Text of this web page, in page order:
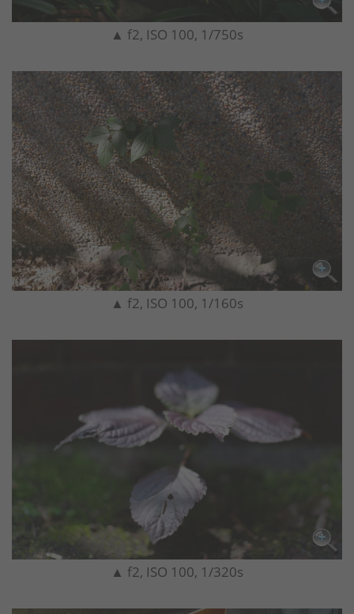
▲ f2, ISO 100, 1/750s
▲ f2, ISO 100, 1/160s
▲ f2, ISO 100, 1/320s